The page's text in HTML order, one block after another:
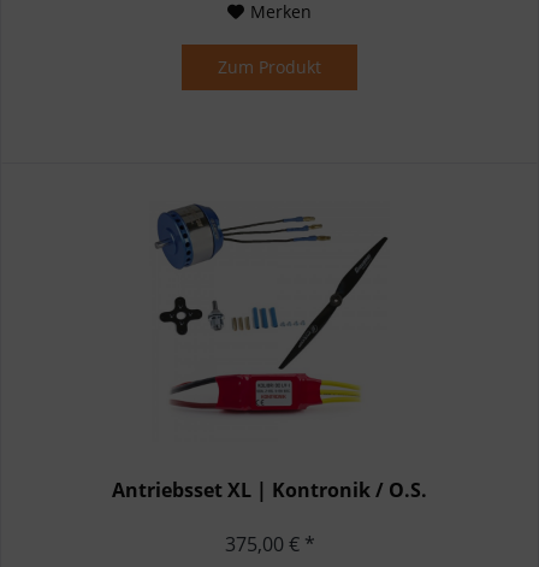
Merken
Zum Produkt
Antriebsset XL | Kontronik / O.S.
375,00 € *